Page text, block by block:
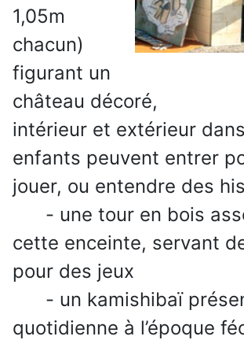
1,05m
chacun)
figurant un
château décoré,
intérieur et extérieur
enfants peuvent entrer
jouer, ou entendre des
- une tour en bois
cette enceinte, servant
pour des jeux
- un kamishibaï
quotidienne à l’époque